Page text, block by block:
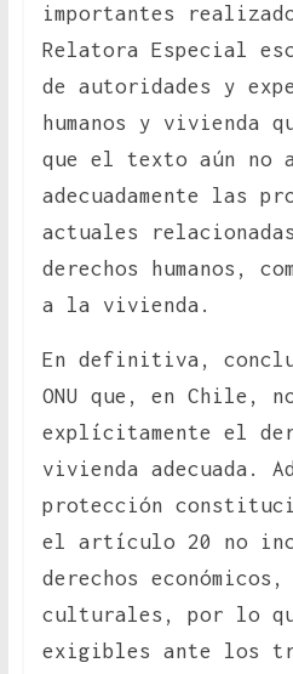
importantes
Relatora Especial
de autoridades y
humanos y vivienda
que el texto aún no
adecuadamente las
actuales
derechos humanos,
a la vivienda.
En definitiva,
ONU que, en Chile,
explícitamente el
vivienda adecuada.
protección
el artículo 20 no
derechos
culturales, por lo
exigibles ante los